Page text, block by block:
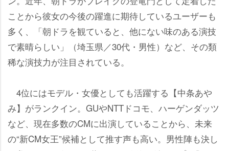
ことから彼女の今後の躍進に期待しているユーザーも
多く、「朝ドラを観ていると、他にない味のある演技
で素晴らしい」（埼玉県／30代・男性）など、その類
稀な演技力が注目されている。
4位にはモデル・女優としても活躍する【中条あ
み】がランクイン。GUやNTTドコモ、ハーゲンダッツ
など、現在多数のCMに出演していることから、未来
の“新CM女王”候補として推す声も高い。男性陣も決し